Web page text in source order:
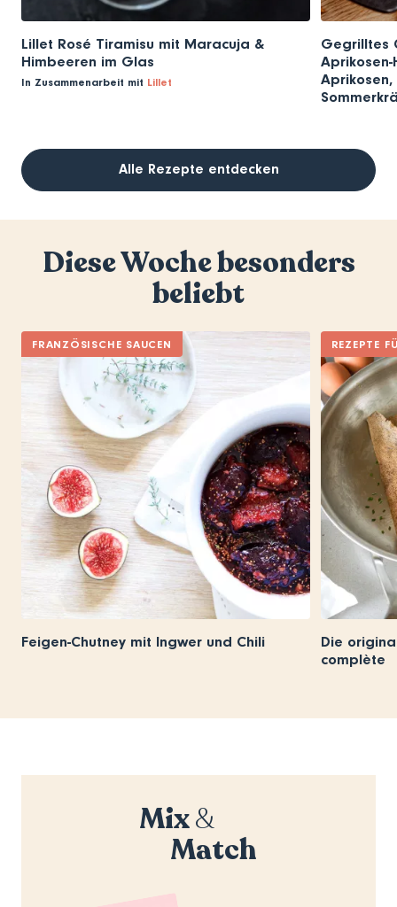
Lillet Rosé Tiramisu mit Maracuja &
Himbeeren im Glas
In Zusammenarbeit mit Lillet
Gegrilltes
Aprikosen,
Alle Rezepte entdecken
Diese Woche besonders
beliebt
FRANZÖSISCHE SAUCEN
Feigen-Chutney mit Ingwer und Chili
REZEPTE
Die
complète
Mix&
Match